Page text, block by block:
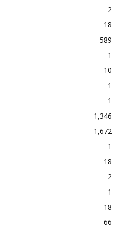
2
18
589
1
10
1
1
1,346
1,672
1
18
2
1
18
66